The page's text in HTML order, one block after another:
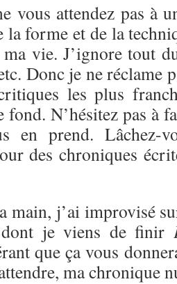
vous attendez pas à
forme et de la
vie. J’ignore tout
Donc je ne réclame
les plus
N’hésitez pas à
en prend. Lâchez-
des chroniques
main, j’ai improvisé
je viens de finir
que ça vous
ma chronique